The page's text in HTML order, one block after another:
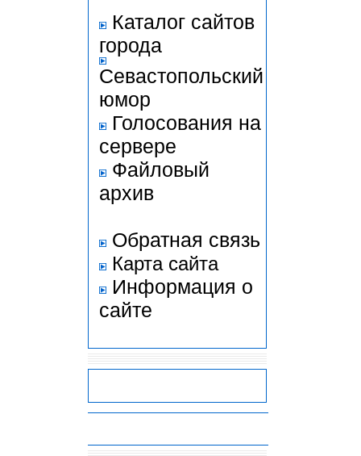
Каталог сайтов
города
Севастопольский
юмор
Голосования на
сервере
Файловый
архив
Обратная связь
Карта сайта
Информация о
сайте